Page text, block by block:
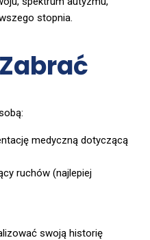
stopnia.
medyczną dotyczącą
ruchów (najlepiej
swoją historię